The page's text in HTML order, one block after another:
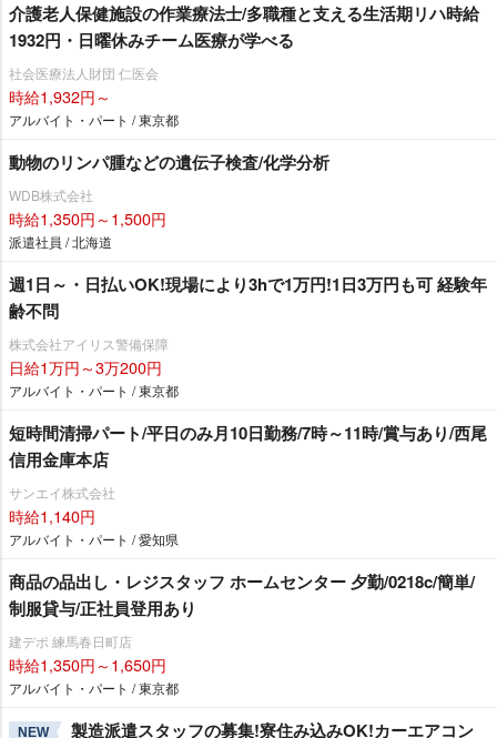
介護老人保健施設の作業療法士/多職種と支える生活期リハ時給
1932円・日曜休みチーム医療が学べる
社会医療法人財団 仁医会
時給1,932円～
アルバイト・パート / 東京都
動物のリンパ腫などの遺伝子検査/化学分析
WDB株式会社
時給1,350円～1,500円
派遣社員 / 北海道
週1日～・日払いOK!現場により3hで1万円!1日3万円も可 経験年
齢不問
株式会社アイリス警備保障
日給1万円～3万200円
アルバイト・パート / 東京都
短時間清掃パート/平日のみ月10日勤務/7時～11時/賞与あり/西尾
信用金庫本店
サンエイ株式会社
時給1,140円
アルバイト・パート / 愛知県
商品の品出し・レジスタッフ ホームセンター 夕勤/0218c/簡単/
制服貸与/正社員登用あり
建デポ 練馬春日町店
時給1,350円～1,650円
アルバイト・パート / 東京都
NEW 製造派遣スタッフの募集!寮住み込みOK!カーエアコン